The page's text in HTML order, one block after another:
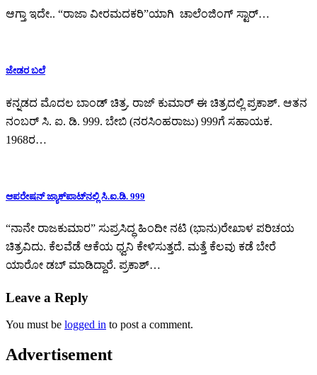
ಆಗ್ತಾ ಇದೇ.. “ರಾಜಾ ವೀರಮದಕರಿ”ಯಾಗಿ ಚಾಲೆಂಜಿಂಗ್ ಸ್ಟಾರ್…
ಜೇಡರ ಬಲೆ
ಕನ್ನಡದ ಮೊದಲ ಬಾಂಡ್ ಚಿತ್ರ. ರಾಜ್ ಕುಮಾರ್ ಈ ಚಿತ್ರದಲ್ಲಿ ಪ್ರಕಾಶ್. ಆತನ
ನಂಬರ್ ಸಿ. ಐ. ಡಿ. 999. ಬೇಬಿ (ನರಸಿಂಹರಾಜು) 999ಗೆ ಸಹಾಯಕ.
1968ರ…
ಆಪರೇಷನ್ ಜ್ಯಾಕ್‍ಪಾಟ್‍ನಲ್ಲಿ ಸಿ.ಐ.ಡಿ. 999
“ನಾನೇ ರಾಜಕುಮಾರ” ಸುಪ್ರಸಿದ್ಧ ಹಿಂದೀ ನಟಿ (ಭಾನು)ರೇಖಾಳ ಪರಿಚಯ
ಚಿತ್ರವಿದು. ಕೆಲವೆಡೆ ಆಕೆಯ ಧ್ವನಿ ಕೇಳಿಸುತ್ತದೆ. ಮತ್ತೆ ಕೆಲವು ಕಡೆ ಬೇರೆ
ಯಾರೋ ಡಬ್ ಮಾಡಿದ್ದಾರೆ. ಪ್ರಕಾಶ್…
Leave a Reply
You must be logged in to post a comment.
Advertisement